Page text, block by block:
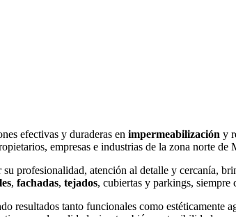
efectivas y duraderas en impermeabilización y
empresas e industrias de la zona norte de
su profesionalidad, atención al detalle y cercanía,
, fachadas, tejados, cubiertas y parkings, siempre
resultados tanto funcionales como estéticamente